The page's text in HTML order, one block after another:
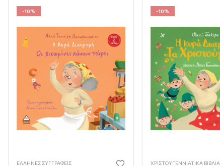
-10%
ΈΛΛΗΝΕΣ ΣΥΓΓΡΑΦΕΊΣ
-10%
ΧΡΙΣΤΟΥΓΕΝΝΙΆΤΙΚΑ ΒΙΒΛΊΑ